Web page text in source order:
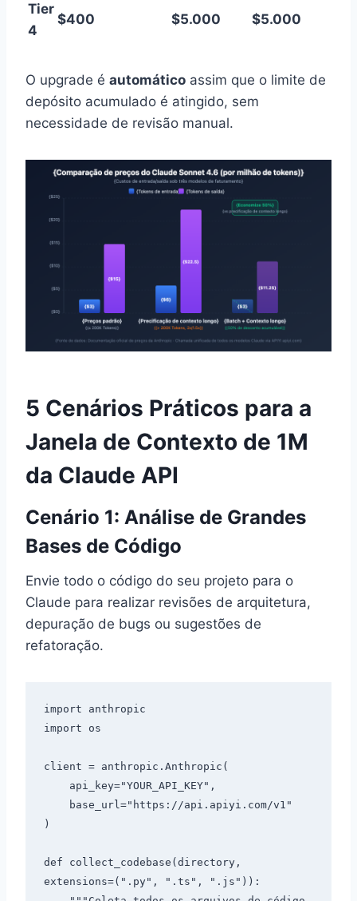
Tier
4
$400 $5.000 $5.000
O upgrade é automático assim que o limite de
depósito acumulado é atingido, sem
necessidade de revisão manual.
5 Cenários Práticos para a
Janela de Contexto de 1M
da Claude API
Cenário 1: Análise de Grandes
Bases de Código
Envie todo o código do seu projeto para o
Claude para realizar revisões de arquitetura,
depuração de bugs ou sugestões de
refatoração.
import anthropic
import os
client = anthropic.Anthropic(
)
def collect_codebase(directory,
extensions=(".py", ".ts", ".js")):